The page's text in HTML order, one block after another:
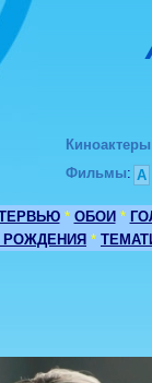
Киноактеры
Фильмы: А
* ОБОИ *
*